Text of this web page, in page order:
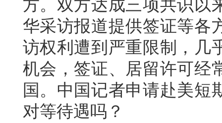
方。双方达成三项共识以
华采访报道提供签证等各
访权利遭到严重限制，几
机会，签证、居留许可经
国。中国记者申请赴美短
对等待遇吗？